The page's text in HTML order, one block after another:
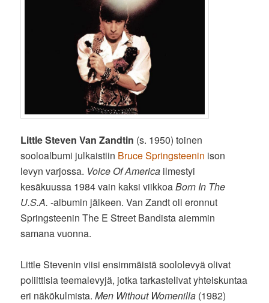
Little Steven Van Zandtin (s. 1950) toinen
sooloalbumi julkaistiin Bruce Springsteenin ison
levyn varjossa. Voice Of America ilmestyi
kesäkuussa 1984 vain kaksi viikkoaBorn In The
U.S.A. -albumin jälkeen. Van Zandt oli eronnut
Springsteenin The E Street Bandista aiemmin
samana vuonna.
Little Stevenin viisi ensimmäistä soololevyä olivat
poliittisia teemalevyjä, jotka tarkastelivat yhteiskuntaa
eri näkökulmista.Men Without Womenilla (1982)